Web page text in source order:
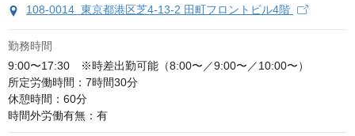
108-0014 東京都港区芝4-13-2 田町フロントビル4階
勤務時間
9:00〜17:30　※時差出勤可能（8:00〜／9:00〜／10:00〜）
所定労働時間：7時間30分
休憩時間：60分
時間外労働有無：有